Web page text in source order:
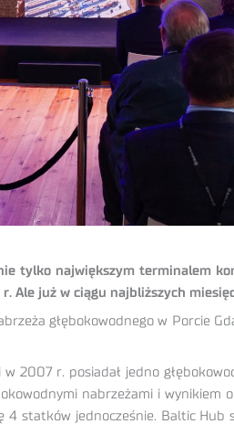
tylko największym terminalem
Ale już w ciągu najbliższych
głębokowodnego w Porcie
2007 r. posiadał jedno
nabrzeżami i wynikiem
4 statków jednocześnie. Baltic